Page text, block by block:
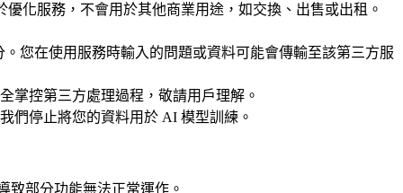
化服務，不會用於其他商業用途，如交換、出售或出租。
您在使用服務時輸入的問題或資料可能會傳輸至該第三方服
掌控第三方處理過程，敬請用戶理解。
們停止將您的資料用於 AI 模型訓練。
致部分功能無法正常運作。